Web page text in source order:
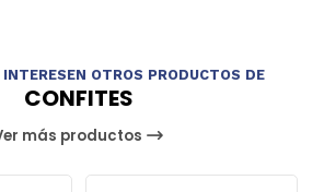
INTERESEN OTROS PRODUCTOS DE
CONFITES
más productos